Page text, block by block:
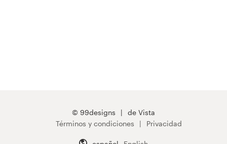
© 99designs
de Vista
Términos y condiciones
Privacidad